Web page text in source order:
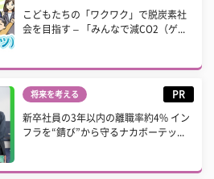
こどもたちの「ワクワク」で脱炭素社
会を目指す – 「みんなで減CO2（ゲ...
将来を考える PR
新卒社員の3年以内の離職率約4% イン
フラを“錆び”から守るナカボーテッ...